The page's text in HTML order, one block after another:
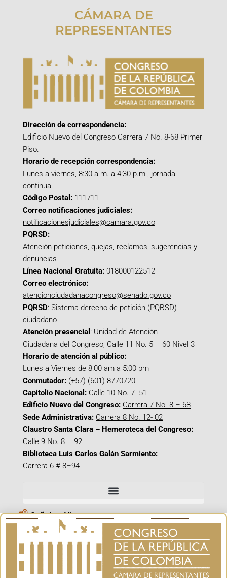
CÁMARA DE
REPRESENTANTES
Dirección de correspondencia:
Edificio Nuevo del Congreso Carrera 7 No. 8-68 Primer
Piso.
Horario de recepción correspondencia:
Lunes a viernes, 8:30 a.m. a 4:30 p.m., jornada
continua.
Código Postal: 111711
Correo notificaciones judiciales:
notificacionesjudiciales@camara.gov.co
PQRSD:
Atención peticiones, quejas, reclamos, sugerencias y
denuncias
Línea Nacional Gratuita: 018000122512
Correo electrónico:
atencionciudadanacongreso@senado.gov.co
PQRSD: Sistema derecho de petición (PQRSD)
ciudadano
Atención presencial : Unidad de Atención
Ciudadana del Congreso, Calle 11 No. 5 – 60 Nivel 3
Horario de atención al público:
Lunes a Viernes de 8:00 am a 5:00 pm
Conmutador: (+57) (601) 8770720
Capitolio Nacional: Calle 10 No. 7- 51
Edificio Nuevo del Congreso: Carrera 7 No. 8 – 68
Sede Administrativa: Carrera 8 No. 12- 02
Claustro Santa Clara – Hemeroteca del Congreso:
Calle 9 No. 8 – 92
Biblioteca Luis Carlos Galán Sarmiento:
Carrera 6 # 8–94
Señal en Vivo
Facebook_@CamaraColombia
Instagram_@CamaraColombia
X_@CamaraColombia